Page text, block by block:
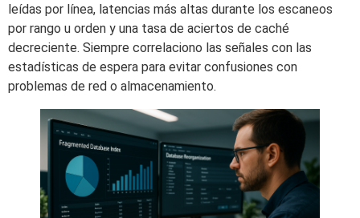
leídas por línea, latencias más altas durante los escaneos
por rango u orden y una tasa de aciertos de caché
decreciente. Siempre correlaciono las señales con las
estadísticas de espera para evitar confusiones con
problemas de red o almacenamiento.